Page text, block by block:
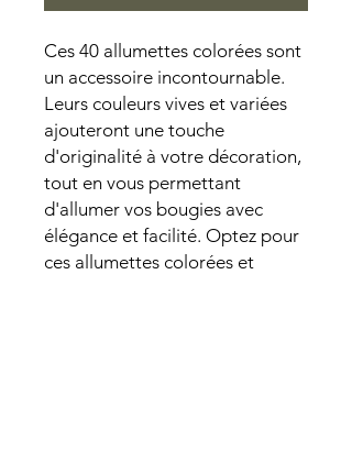
Ces 40 allumettes colorées sont
un accessoire incontournable.
Leurs couleurs vives et variées
ajouteront une touche
d'originalité à votre décoration,
tout en vous permettant
d'allumer vos bougies avec
élégance et facilité. Optez pour
ces allumettes colorées et